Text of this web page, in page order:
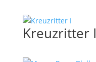
Kreuzritter I